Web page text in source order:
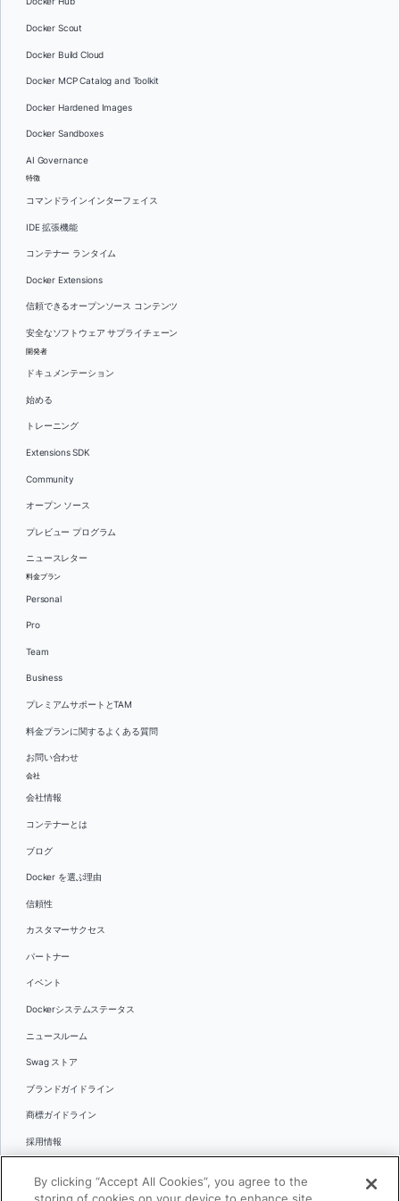
Docker Scout
Docker Build Cloud
Docker MCP Catalog and Toolkit
Docker Hardened Images
Docker Sandboxes
AI Governance
特徴
コマンドラインインターフェイス
IDE 拡張機能
コンテナー ランタイム
Docker Extensions
信頼できるオープンソース コンテンツ
安全なソフトウェア サプライチェーン
開発者
ドキュメンテーション
始める
トレーニング
Extensions SDK
Community
オープン ソース
プレビュー プログラム
ニュースレター
料金プラン
Personal
Pro
Team
Business
プレミアムサポートとTAM
料金プランに関するよくある質問
お問い合わせ
会社
会社情報
コンテナーとは
ブログ
Docker を選ぶ理由
信頼性
カスタマーサクセス
パートナー
イベント
Dockerシステムステータス
ニュースルーム
Swag ストア
ブランドガイドライン
商標ガイドライン
採用情報
言語By clicking “Accept All Cookies”, you agree to the